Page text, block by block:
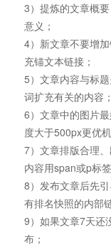
3）提炼的文章概
意义；
4）新文章不要增
充锚文本链接；
5）文章内容与标
词扩充有关的内容；
6）文章中的图片
度大于500px更优
7）文章排版合理
内容用span或p标
8）发布文章后先
有排名快照的内部
9）如果文章7天还
布；